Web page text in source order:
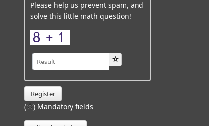
Please help us prevent spam, and
solve this little math question!
Register
( ) Mandatory fields